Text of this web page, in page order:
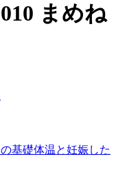
まめね
基礎体温と妊娠した